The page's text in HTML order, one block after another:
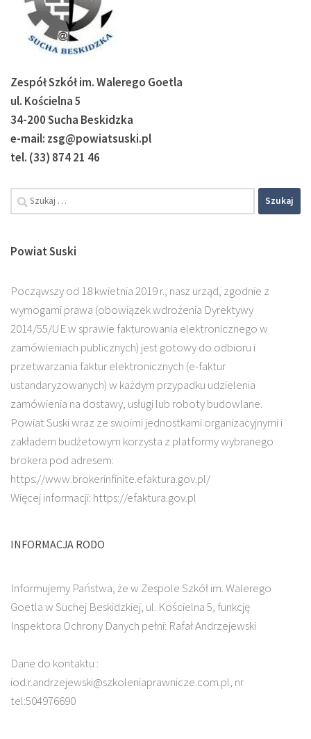
Zespół Szkół im. Walerego Goetla
ul. Kościelna 5
34-200 Sucha Beskidzka
e-mail: zsg@powiatsuski.pl
tel. (33) 874 21 46
Szukaj:
Powiat Suski
Począwszy od 18 kwietnia 2019 r., nasz urząd, zgodnie z
wymogami prawa (obowiązek wdrożenia Dyrektywy
2014/55/UE w sprawie fakturowania elektronicznego w
zamówieniach publicznych) jest gotowy do odbioru i
przetwarzania faktur elektronicznych (e-faktur
ustandaryzowanych) w każdym przypadku udzielenia
zamówienia na dostawy, usługi lub roboty budowlane.
Powiat Suski wraz ze swoimi jednostkami organizacyjnymi i
zakładem budżetowym korzysta z platformy wybranego
brokera pod adresem:
https://www.brokerinfinite.efaktura.gov.pl/
Więcej informacji: https://efaktura.gov.pl
INFORMACJA RODO
Informujemy Państwa, że w Zespole Szkół im. Walerego
Goetla w Suchej Beskidzkiej, ul. Kościelna 5, funkcję
Inspektora Ochrony Danych pełni: Rafał Andrzejewski
Dane do kontaktu :
iod.r.andrzejewski@szkoleniaprawnicze.com.pl, nr
tel:504976690